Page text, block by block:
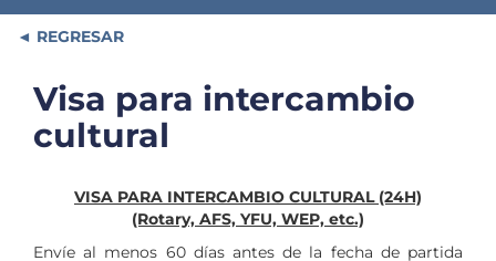
REGRESAR
Visa para intercambio
cultural
VISA PARA INTERCAMBIO CULTURAL (24H)
(Rotary, AFS, YFU, WEP, etc.)
Envíe al menos 60 días antes de la fecha de partida